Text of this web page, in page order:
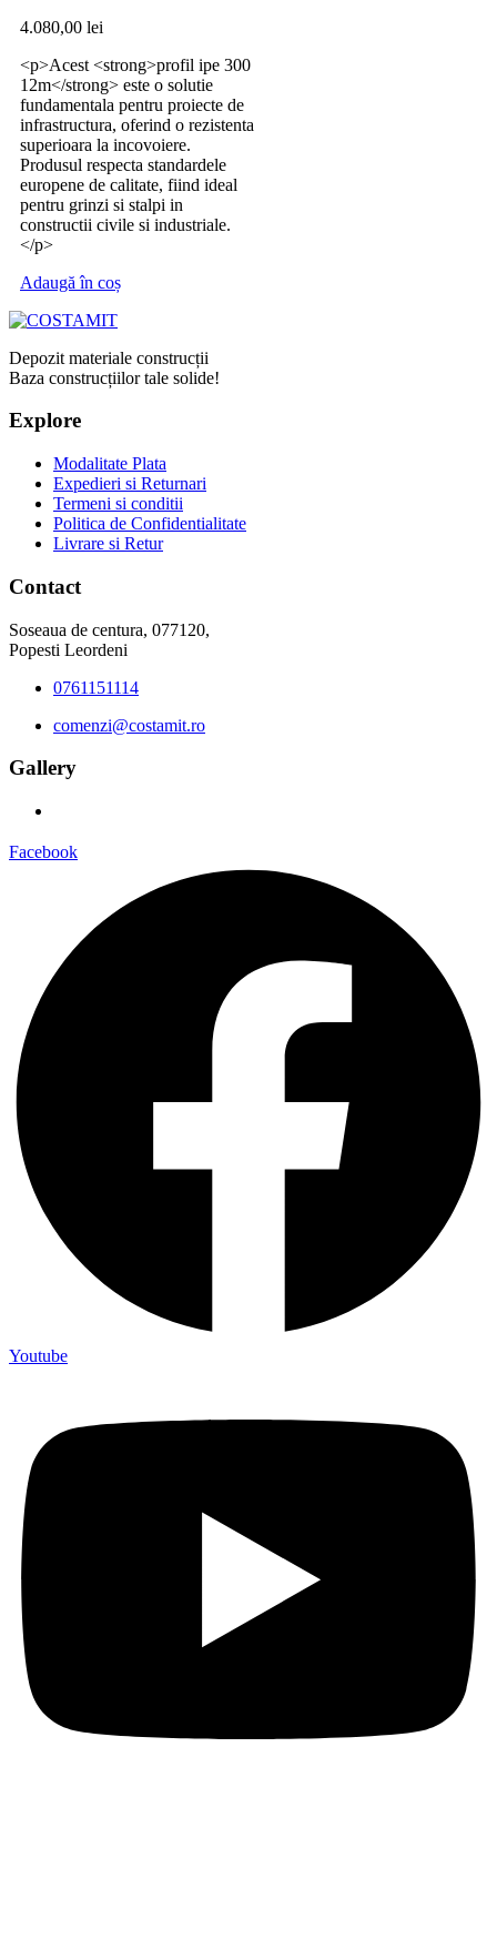
4.080,00 lei
<p>Acest <strong>profil ipe 300
12m</strong> este o solutie
fundamentala pentru proiecte de
infrastructura, oferind o rezistenta
superioara la incovoiere.
Produsul respecta standardele
europene de calitate, fiind ideal
pentru grinzi si stalpi in
constructii civile si industriale.
</p>
Adaugă în coș
Depozit materiale construcții
Baza construcțiilor tale solide!
Explore
Modalitate Plata
Expedieri si Returnari
Termeni si conditii
Politica de Confidentialitate
Livrare si Retur
Contact
Soseaua de centura, 077120,
Popesti Leordeni
0761151114
comenzi@costamit.ro
Gallery
Facebook
Youtube